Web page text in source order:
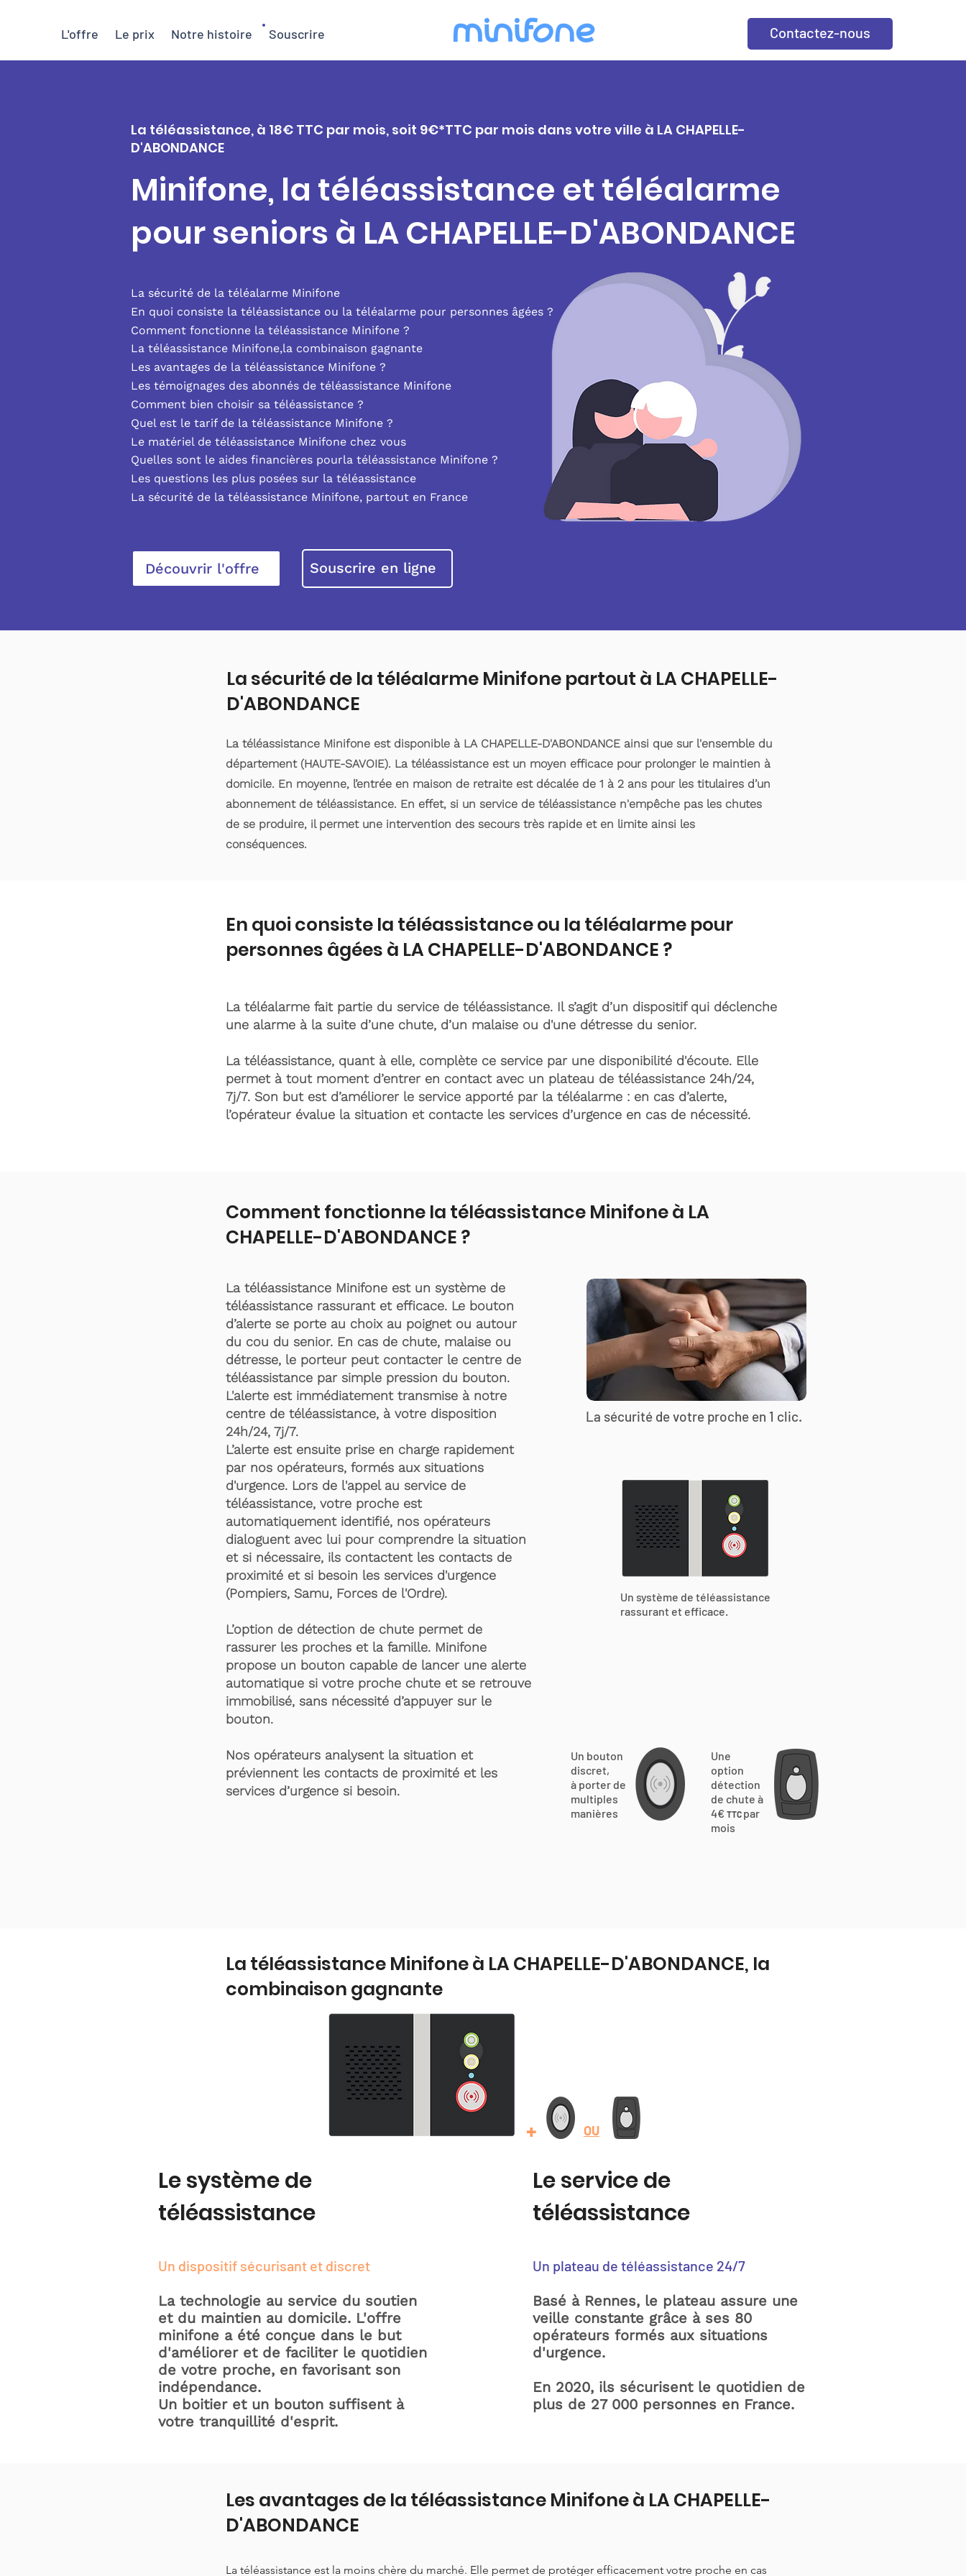
L'offre Le prix Notre histoire Souscrire Contactez-nous
La téléassistance, à 18€ TTC par mois, soit 9€*TTC par mois dans votre ville à LA CHAPELLE-
D'ABONDANCE
Minifone, la téléassistance et téléalarme
pour seniors à LA CHAPELLE-D'ABONDANCE
La sécurité de la téléalarme Minifone
En quoi consiste la téléassistance ou la téléalarme pour personnes âgées ?
Comment fonctionne la téléassistance Minifone ?
La téléassistance Minifone,la combinaison gagnante
Les avantages de la téléassistance Minifone ?
Les témoignages des abonnés de téléassistance Minifone
Comment bien choisir sa téléassistance ?
Quel est le tarif de la téléassistance Minifone ?
Le matériel de téléassistance Minifone chez vous
Quelles sont le aides financières pourla téléassistance Minifone ?
Les questions les plus posées sur la téléassistance
La sécurité de la téléassistance Minifone, partout en France
Découvrir l'offre Souscrire en ligne
La sécurité de la téléalarme Minifone partout à LA CHAPELLE-
D'ABONDANCE
La téléassistance Minifone est disponible à LA CHAPELLE-D'ABONDANCE ainsi que sur l'ensemble du
département (HAUTE-SAVOIE). La téléassistance est un moyen efficace pour prolonger le maintien à
domicile. En moyenne, l’entrée en maison de retraite est décalée de 1 à 2 ans pour les titulaires d’un
abonnement de téléassistance. En effet, si un service de téléassistance n'empêche pas les chutes
de se produire, il permet une intervention des secours très rapide et en limite ainsi les
conséquences.
En quoi consiste la téléassistance ou la téléalarme pour
personnes âgées à LA CHAPELLE-D'ABONDANCE ?
La téléalarme fait partie du service de téléassistance. Il s’agit d’un dispositif qui déclenche
une alarme à la suite d’une chute, d’un malaise ou d'une détresse du senior.
La téléassistance, quant à elle, complète ce service par une disponibilité d'écoute. Elle
permet à tout moment d’entrer en contact avec un plateau de téléassistance 24h/24,
7j/7. Son but est d’améliorer le service apporté par la téléalarme : en cas d’alerte,
l’opérateur évalue la situation et contacte les services d’urgence en cas de nécessité.
Comment fonctionne la téléassistance Minifone à LA
CHAPELLE-D'ABONDANCE ?
La téléassistance Minifone est un système de
téléassistance rassurant et efficace. Le bouton
d’alerte se porte au choix au poignet ou autour
du cou du senior. En cas de chute, malaise ou
détresse, le porteur peut contacter le centre de
téléassistance par simple pression du bouton.
L'alerte est immédiatement transmise à notre
centre de téléassistance, à votre disposition
24h/24, 7j/7.
L’alerte est ensuite prise en charge rapidement
par nos opérateurs, formés aux situations
d'urgence. Lors de l'appel au service de
téléassistance, votre proche est
automatiquement identifié, nos opérateurs
dialoguent avec lui pour comprendre la situation
et si nécessaire, ils contactent les contacts de
proximité et si besoin les services d'urgence
(Pompiers, Samu, Forces de l'Ordre).
L’option de détection de chute permet de
rassurer les proches et la famille. Minifone
propose un bouton capable de lancer une alerte
automatique si votre proche chute et se retrouve
immobilisé, sans nécessité d’appuyer sur le
bouton.
Nos opérateurs analysent la situation et
préviennent les contacts de proximité et les
services d’urgence si besoin.
La sécurité de votre proche en 1 clic.
Un système de téléassistance
rassurant et efficace.
Un bouton
discret,
à porter de
multiples
manières
Une
option
détection
de chute à
4€ TTC par
mois
La téléassistance Minifone à LA CHAPELLE-D'ABONDANCE, la
combinaison gagnante
Le système de
téléassistance
Un dispositif sécurisant et discret
La technologie au service du soutien
et du maintien au domicile. L'offre
minifone a été conçue dans le but
d'améliorer et de faciliter le quotidien
de votre proche, en favorisant son
indépendance.
Un boitier et un bouton suffisent à
votre tranquillité d'esprit.
+ OU
Le service de
téléassistance
Un plateau de téléassistance 24/7
Basé à Rennes, le plateau assure une
veille constante grâce à ses 80
opérateurs formés aux situations
d'urgence.
En 2020, ils sécurisent le quotidien de
plus de 27 000 personnes en France.
Les avantages de la téléassistance Minifone à LA CHAPELLE-
D'ABONDANCE
La téléassistance est la moins chère du marché. Elle permet de protéger efficacement votre proche en cas